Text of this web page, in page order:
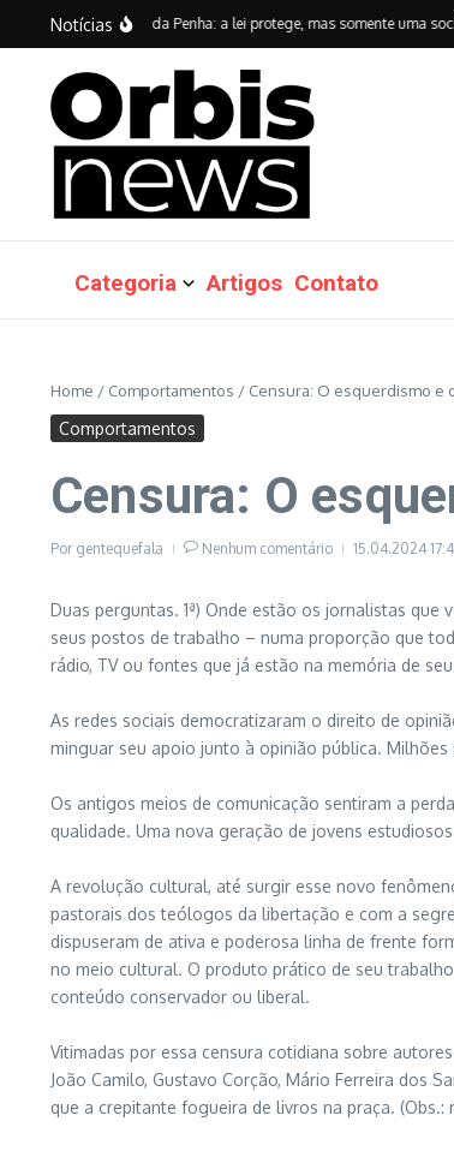
Ir para o conteúdo
Notícias
da Lei Maria da Penha: a lei protege, mas somente uma
Categoria Artigos Contato
Home / Comportamentos / Censura: O esquerdismo e
Comportamentos
Censura: O
Por gentequefala Nenhum comentário 15.04.2024
Duas perguntas. 1ª) Onde estão os jornalistas
seus postos de trabalho – numa proporção que
rádio, TV ou fontes que já estão na memória de
As redes sociais democratizaram o direito de
minguar seu apoio junto à opinião pública.
Os antigos meios de comunicação sentiram a
qualidade. Uma nova geração de jovens
A revolução cultural, até surgir esse novo
pastorais dos teólogos da libertação e com a
dispuseram de ativa e poderosa linha de frente
no meio cultural. O produto prático de seu
conteúdo conservador ou liberal.
Vitimadas por essa censura cotidiana sobre
João Camilo, Gustavo Corção, Mário Ferreira dos
que a crepitante fogueira de livros na praça.